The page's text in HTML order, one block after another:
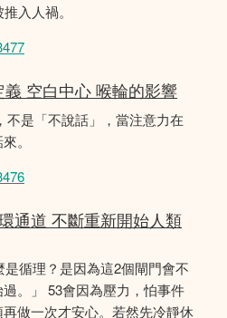
入人禍。
空白中心 喉輪的影響
不是「不說話」，當注意力在
。
通道 不斷重新開始人類
是循理？是因為這2個閘門會不
。」 53會因為壓力，怕事件
做一次才安心。若然先冷靜休